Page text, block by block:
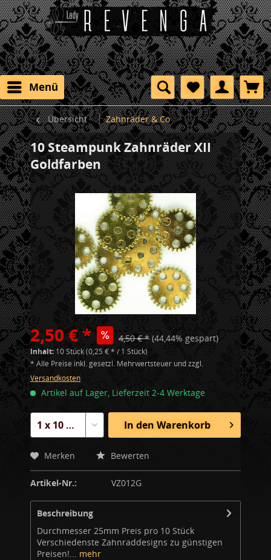
Menü
Übersicht Zahnräder & Co
10 Steampunk Zahnräder XII
Goldfarben
2,50 € * 4,50 € * (44,44% gespart)
Inhalt: 10 Stück (0,25 € * / 1 Stück)
* Alle Preise inkl. gesetzl. Mehrwertsteuer und zzgl.
Versandkosten
Artikel auf Lager, Lieferzeit 2-4 Werktage
In den Warenkorb
Merken Bewerten
Artikel-Nr.: VZ012G
Beschreibung
Durchmesser 25mm Preis pro 10 Stück
Verschiedenste Zahnraddesigns zu günstigen
Preisen!... mehr